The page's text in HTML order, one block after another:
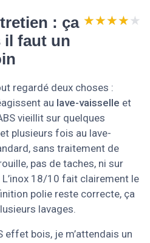
: ça
il faut un
★★★★★
★★★★★
regardé deux choses :
au lave-vaisselle et
vieillit sur quelques
plusieurs fois au lave-
sans traitement de
pas de taches, ni sur
L’inox 18/10 fait clairement le
polie reste correcte, ça
lavages.
effet bois, je m’attendais un